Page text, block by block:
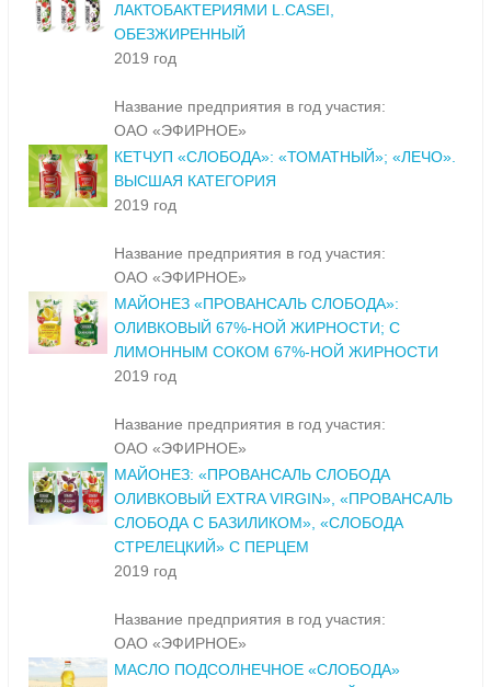
ЛАКТОБАКТЕРИЯМИ L.CASEI,
ОБЕЗЖИРЕННЫЙ
2019 год
Название предприятия в год участия:
ОАО «ЭФИРНОЕ»
КЕТЧУП «СЛОБОДА»: «ТОМАТНЫЙ»; «ЛЕЧО».
ВЫСШАЯ КАТЕГОРИЯ
2019 год
Название предприятия в год участия:
ОАО «ЭФИРНОЕ»
МАЙОНЕЗ «ПРОВАНСАЛЬ СЛОБОДА»:
ОЛИВКОВЫЙ 67%-НОЙ ЖИРНОСТИ; С
ЛИМОННЫМ СОКОМ 67%-НОЙ ЖИРНОСТИ
2019 год
Название предприятия в год участия:
ОАО «ЭФИРНОЕ»
МАЙОНЕЗ: «ПРОВАНСАЛЬ СЛОБОДА
ОЛИВКОВЫЙ EXTRA VIRGIN», «ПРОВАНСАЛЬ
СЛОБОДА С БАЗИЛИКОМ», «СЛОБОДА
СТРЕЛЕЦКИЙ» С ПЕРЦЕМ
2019 год
Название предприятия в год участия:
ОАО «ЭФИРНОЕ»
МАСЛО ПОДСОЛНЕЧНОЕ «СЛОБОДА»